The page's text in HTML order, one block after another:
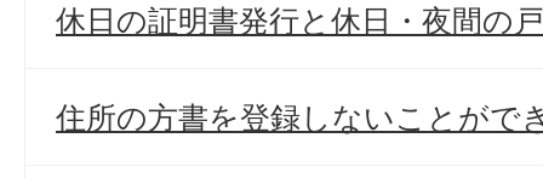
休日の証明書発行と休日・夜間の
住所の方書を登録しないことがで